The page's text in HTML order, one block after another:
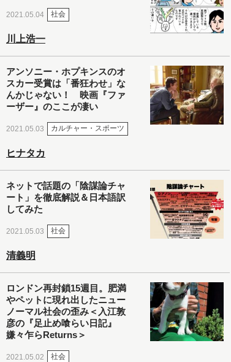
2021.05.04 社会
川上浩一
アンソニー・ホプキンスのオ
スカー受賞は「番狂わせ」な
んかじゃない！ 映画『ファ
ーザー』のここが凄い
2021.05.03 カルチャー・スポーツ
ヒナタカ
ネットで話題の「陰謀論チャ
ート」を徹底解説＆日本語訳
してみた
2021.05.03 社会
清義明
ロンドン再封鎖15週目。肥満
やペットに現れ出したニュー
ノーマル社会の歪み＜入江敦
彦の『足止め喰らい日記』
嫌々乍らReturns＞
2021.05.02 社会